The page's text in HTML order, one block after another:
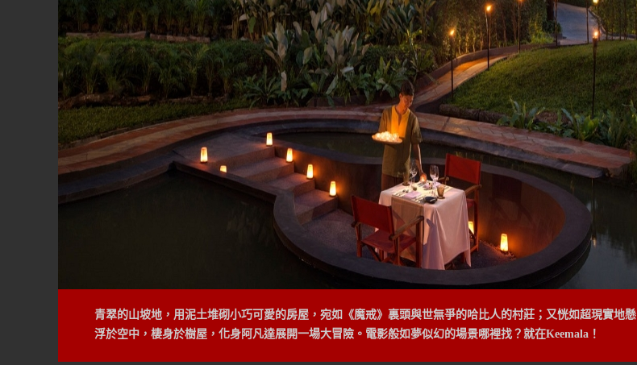
青翠的山坡地，用泥土堆砌小巧可愛的房屋，宛如《魔戒》裏頭與世無爭的哈比人的村莊；又恍如超現實地懸
浮於空中，棲身於樹屋，化身阿凡達展開一場大冒險。電影般如夢似幻的場景哪裡找？就在Keemala！
Rung-Nok部落(巢穴)，以太陽與月亮為尊，以鳥巢般的編織風格為外層，注重隱私與自我保護。